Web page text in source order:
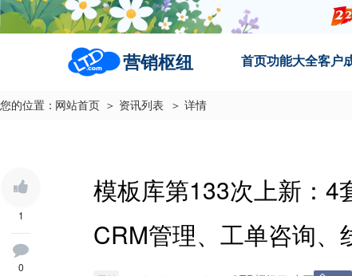
营销枢纽 首页功能大全客户
您的位置： 网站首页 ＞ 资讯列表 ＞ 详情
1
0
模板库第133次上新：4
CRM管理、工单咨询、